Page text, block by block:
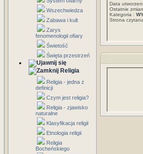
Wszechwiedza
Zabawa i kult
Zarys
fenomenologii ofiary
Świetość
Święta przestrzeń
Religia
Religia - jedna z
definicji
Czym jest religia?
Religia - zjawisko
naturalne
Klasyfikacja religii
Etnologia religii
Religia
Bocheńskiego
Data
Ostatnie
Kategoria :
Strona